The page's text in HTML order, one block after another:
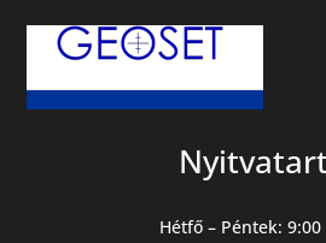
Hétfő – Péntek: 9:00